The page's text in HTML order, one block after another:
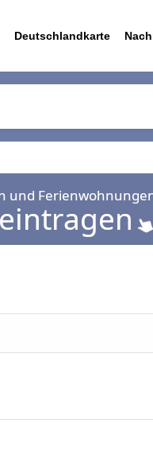
Deutschlandkarte